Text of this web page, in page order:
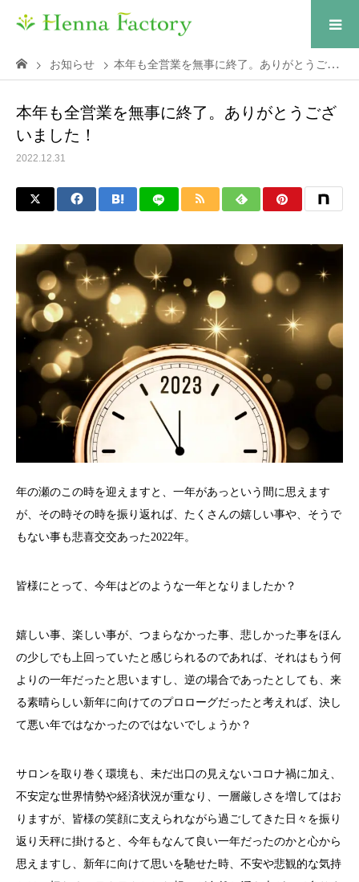
お知らせ 本年も全営業を無事に終了。ありがとうございました！
本年も全営業を無事に終了。ありがとうござ
いました！
2022.12.31
年の瀬のこの時を迎えますと、一年があっという間に思えます
が、その時その時を振り返れば、たくさんの嬉しい事や、そうで
もない事も悲喜交交あった2022年。
皆様にとって、今年はどのような一年となりましたか？
嬉しい事、楽しい事が、つまらなかった事、悲しかった事をほん
の少しでも上回っていたと感じられるのであれば、それはもう何
よりの一年だったと思いますし、逆の場合であったとしても、来
る素晴らしい新年に向けてのプロローグだったと考えれば、決し
て悪い年ではなかったのではないでしょうか？
サロンを取り巻く環境も、未だ出口の見えないコロナ禍に加え、
不安定な世界情勢や経済状況が重なり、一層厳しさを増してはお
りますが、皆様の笑顔に支えられながら過ごしてきた日々を振り
返り天秤に掛けると、今年もなんて良い一年だったのかと心から
思えますし、新年に向けて思いを馳せた時、不安や悲観的な気持